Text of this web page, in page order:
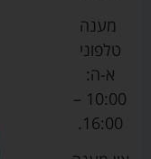
מענה
טלפוני
א-ה:
10:00 –
16:00.